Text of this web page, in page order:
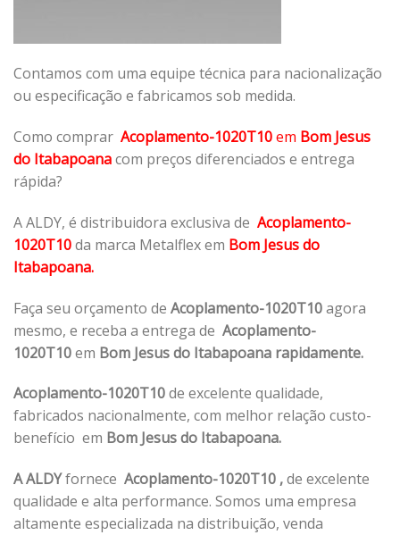
Contamos com uma equipe técnica para nacionalização
ou especificação e fabricamos sob medida.
Como comprar Acoplamento-1020T10em Bom Jesus
do Itabapoanacom preços diferenciados e entrega
rápida?
A ALDY, é distribuidora exclusiva de Acoplamento-
1020T10da marca Metalflex em Bom Jesus do
Itabapoana.
Faça seu orçamento de Acoplamento-1020T10agora
mesmo, e receba a entrega de Acoplamento-
1020T10em Bom Jesus do Itabapoana rapidamente.
Acoplamento-1020T10de excelente qualidade,
fabricados nacionalmente, com melhor relação custo-
benefício em Bom Jesus do Itabapoana.
A ALDYfornece Acoplamento-1020T10 ,de excelente
qualidade e alta performance. Somos uma empresa
altamente especializada na distribuição, venda